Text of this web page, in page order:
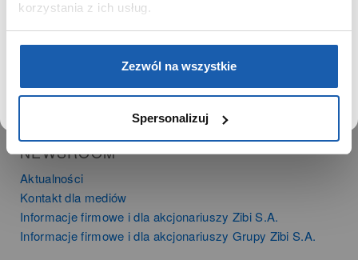
korzystania z ich usług.
Zezwól na wszystkie
Spersonalizuj
SIECI SPRZEDAŻY
Salony muzyczne Riff
NEWSROOM
Aktualności
Kontakt dla mediów
Informacje firmowe i dla akcjonariuszy Zibi S.A.
Informacje firmowe i dla akcjonariuszy Grupy Zibi S.A.